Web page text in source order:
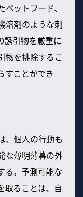
ットフード、
溶剤のような刺
誘引物を厳重に
物を排除するこ
すことができ
、個人の行動も
な薄明薄暮の外
る。予測可能な
取ることは、自